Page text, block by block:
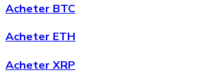
Acheter BTC
Acheter ETH
Acheter XRP